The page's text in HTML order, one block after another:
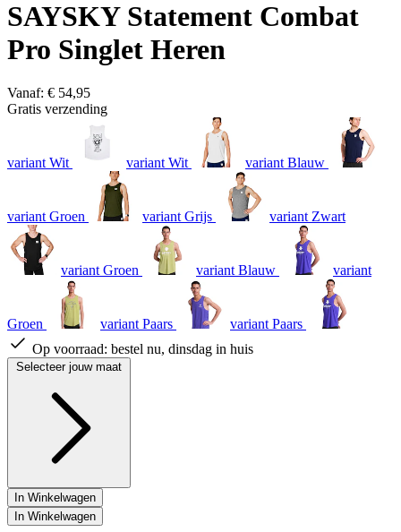
SAYSKY Statement Combat
Pro Singlet Heren
Vanaf: € 54,95
Gratis verzending
variant Wit variant Wit variant Blauw
variant Groen variant Grijs variant Zwart
variant Groen variant Blauw variant
Groen variant Paars
variant Paars
Op voorraad: bestel nu, dinsdag in huis
Selecteer jouw maat
In Winkelwagen
In Winkelwagen